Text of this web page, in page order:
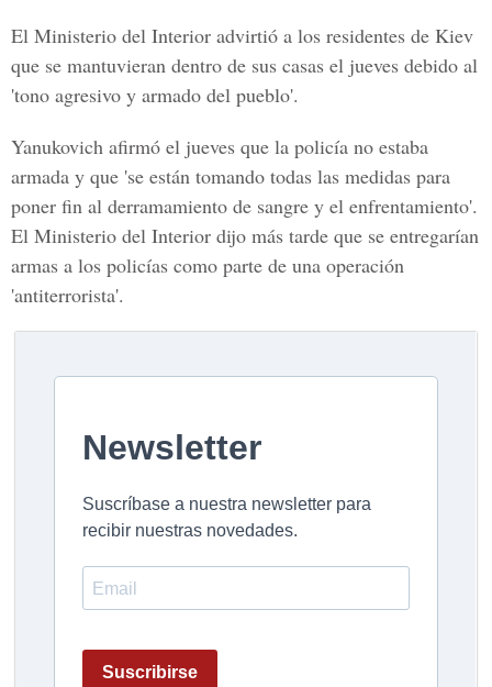
El Ministerio del Interior advirtió a los residentes de Kiev
que se mantuvieran dentro de sus casas el jueves debido al
'tono agresivo y armado del pueblo'.
Yanukovich afirmó el jueves que la policía no estaba
armada y que 'se están tomando todas las medidas para
poner fin al derramamiento de sangre y el enfrentamiento'.
El Ministerio del Interior dijo más tarde que se entregarían
armas a los policías como parte de una operación
'antiterrorista'.